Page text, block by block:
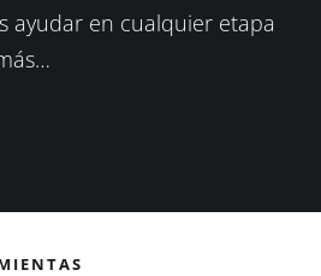
ayudar en cualquier etapa